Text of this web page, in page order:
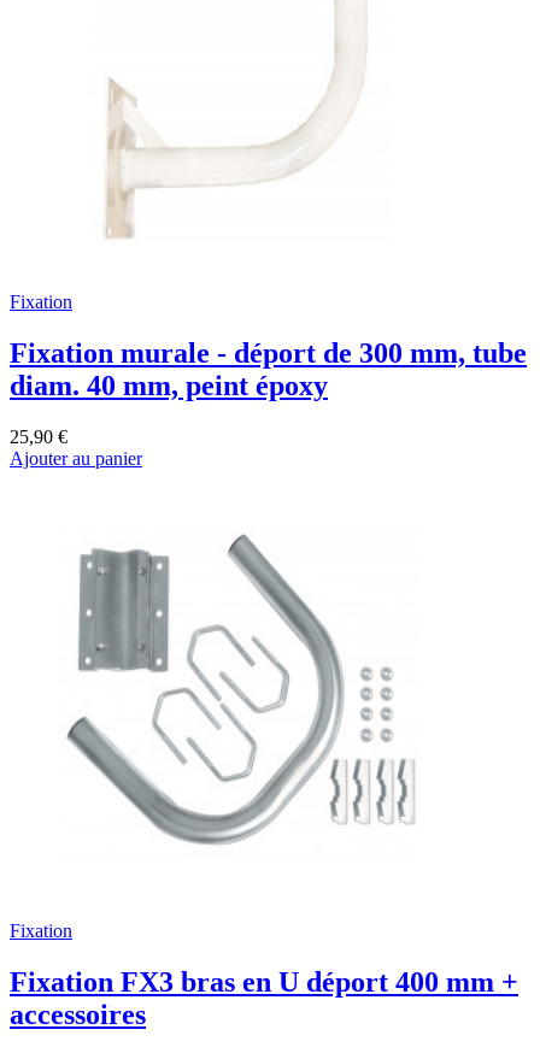
Fixation
Fixation murale - déport de 300 mm, tube
diam. 40 mm, peint époxy
25,90 €
Ajouter au panier
Fixation
Fixation FX3 bras en U déport 400 mm +
accessoires